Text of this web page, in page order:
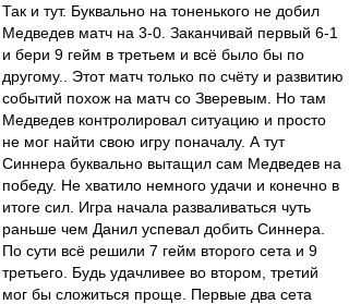
Так и тут. Буквально на тоненького не добил
Медведев матч на 3-0. Заканчивай первый 6-1
и бери 9 гейм в третьем и всё было бы по
другому.. Этот матч только по счёту и развитию
событий похож на матч со Зверевым. Но там
Медведев контролировал ситуацию и просто
не мог найти свою игру поначалу. А тут
Синнера буквально вытащил сам Медведев на
победу. Не хватило немного удачи и конечно в
итоге сил. Игра начала разваливаться чуть
раньше чем Данил успевал добить Синнера.
По сути всё решили 7 гейм второго сета и 9
третьего. Будь удачливее во втором, третий
мог бы сложиться проще. Первые два сета